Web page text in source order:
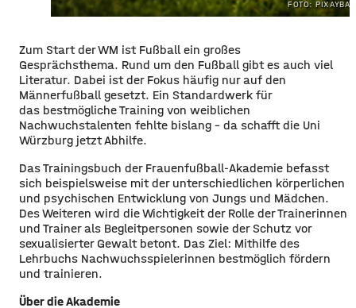
FOTO:
Zum Start der WM ist Fußball ein großes
Gesprächsthema. Rund um den Fußball gibt es auch viel
Literatur. Dabei ist der Fokus häufig nur auf den
Männerfußball gesetzt. Ein Standardwerk für
das bestmögliche Training von weiblichen
Nachwuchstalenten fehlte bislang – da schafft die Uni
Würzburg jetzt Abhilfe.
Das Trainingsbuch der Frauenfußball-Akademie befasst
sich beispielsweise mit der unterschiedlichen körperlichen
und psychischen Entwicklung von Jungs und Mädchen.
Des Weiteren wird die Wichtigkeit der Rolle der Trainerinnen
und Trainer als Begleitpersonen sowie der Schutz vor
sexualisierter Gewalt betont. Das Ziel: Mithilfe des
Lehrbuchs Nachwuchsspielerinnen bestmöglich fördern
und trainieren.
Über die Akademie